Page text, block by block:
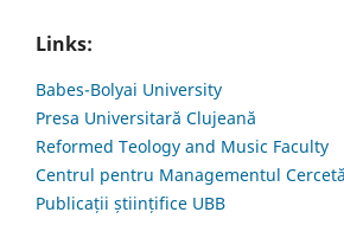
Links:
Babes-Bolyai University
Presa Universitară Clujeană
Reformed Teology and Music Faculty
Centrul pentru Managementul
Publicații științifice UBB